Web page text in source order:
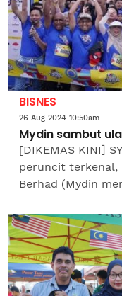
BISNES
26 Aug 2024 10:50am
Mydin sambut
[DIKEMAS KINI]
peruncit terkenal,
Berhad (Mydin
keseluruhan